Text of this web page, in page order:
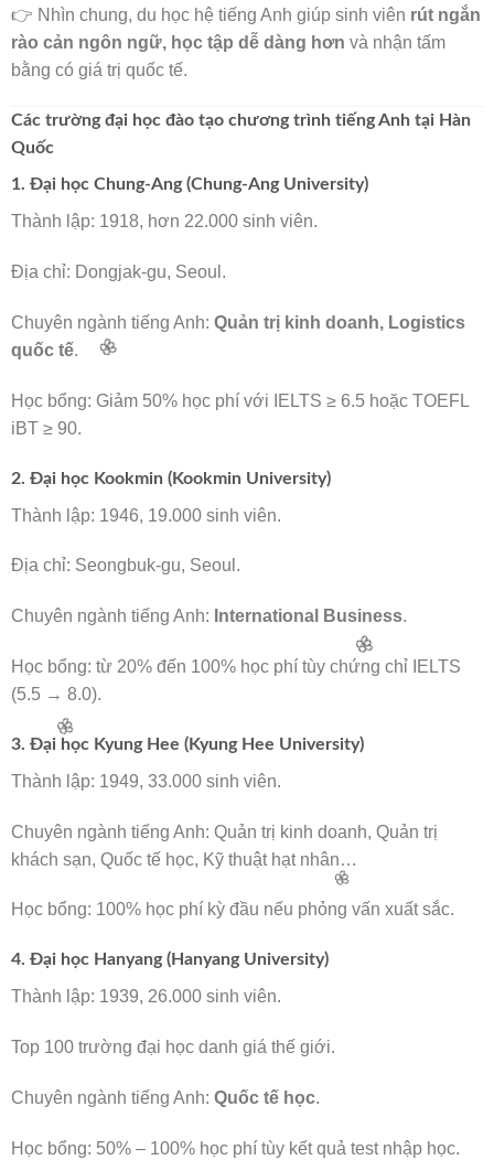
🌸
🌸
👉 Nhìn chung, du học hệ tiếng Anh giúp sinh viên rút ngắn
rào cản ngôn ngữ, học tập dễ dàng hơn và nhận tấm
bằng có giá trị quốc tế.
Các trường đại học đào tạo chương trình tiếng Anh tại Hàn
Quốc
1. Đại học Chung-Ang (Chung-Ang University)
Thành lập: 1918, hơn 22.000 sinh viên.
Địa chỉ: Dongjak-gu, Seoul.
Chuyên ngành tiếng Anh: Quản trị kinh doanh, Logistics
quốc tế.
Học bổng: Giảm 50% học phí với IELTS ≥ 6.5 hoặc TOEFL
iBT ≥ 90.
2. Đại học Kookmin (Kookmin University)
Thành lập: 1946, 19.000 sinh viên.
Địa chỉ: Seongbuk-gu, Seoul.
Chuyên ngành tiếng Anh: International Business.
Học bổng: từ 20% đến 100% học phí tùy chứng chỉ IELTS
(5.5 → 8.0).
3. Đại học Kyung Hee (Kyung Hee University)
Thành lập: 1949, 33.000 sinh viên.
Chuyên ngành tiếng Anh: Quản trị kinh doanh, Quản trị
khách sạn, Quốc tế học, Kỹ thuật hạt nhân…
Học bổng: 100% học phí kỳ đầu nếu phỏng vấn xuất sắc.
4. Đại học Hanyang (Hanyang University)
Thành lập: 1939, 26.000 sinh viên.
Top 100 trường đại học danh giá thế giới.
Chuyên ngành tiếng Anh: Quốc tế học.
Học bổng: 50% – 100% học phí tùy kết quả test nhập học.